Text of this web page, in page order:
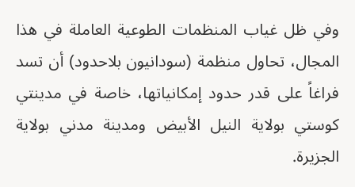
وفي ظل غياب المنظمات الطوعية العاملة في هذا
المجال، تحاول منظمة (سودانيون بلاحدود) أن تسد
فراغاً على قدر حدود إمكانياتها، خاصة في مدينتي
كوستي بولاية النيل الأبيض ومدينة مدني بولاية
الجزيرة.